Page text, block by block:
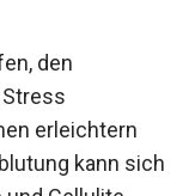
Sie
bei
den